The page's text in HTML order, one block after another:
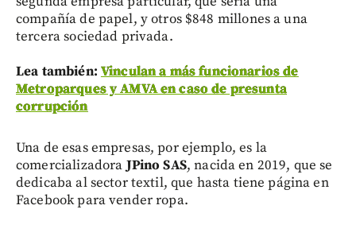
compañía de papel, y otros $848 millones a una
tercera sociedad privada.
Lea también: Vinculan a más funcionarios de
Metroparques y AMVA en caso de presunta
corrupción
Una de esas empresas, por ejemplo, es la
comercializadoraJPino SAS, nacida en 2019, que se
dedicaba al sector textil, que hasta tiene página en
Facebook para vender ropa.